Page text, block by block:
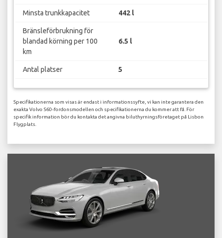
Minsta trunkkapacitet 442 l
Bränsleförbrukning för
blandad körning per 100
km
6.5 l
Antal platser 5
Specifikationerna som visas är endast i informationssyfte, vi kan inte garantera den
exakta Volvo S60-fordonsmodellen och specifikationerna du kommer att få. För
specifik information bör du kontakta det angivna biluthyrningsföretaget på Lisbon
Flygplats.